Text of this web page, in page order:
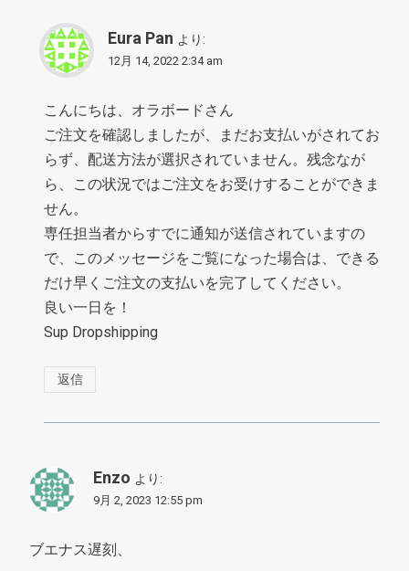
Eura Pan より:
12月 14, 2022 2:34 am
こんにちは、オラボードさん
ご注文を確認しましたが、まだお支払いがされてお
らず、配送方法が選択されていません。残念なが
ら、この状況ではご注文をお受けすることができま
せん。
専任担当者からすでに通知が送信されていますの
で、このメッセージをご覧になった場合は、できる
だけ早くご注文の支払いを完了してください。
良い一日を！
Sup Dropshipping
返信
Enzo より:
9月 2, 2023 12:55 pm
ブエナス遅刻、